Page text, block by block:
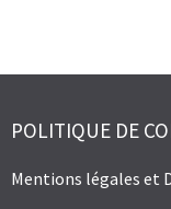
POLITIQUE DE
Mentions légales et